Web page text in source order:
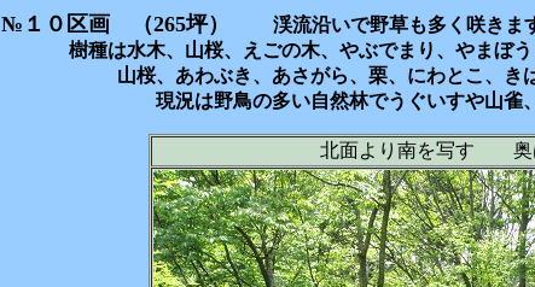
№１０区画 （265坪）
渓流沿いで野草も多く咲きま
樹種は水木、山桜、えごの木、やぶでまり、やまぼ
山桜、あわぶき、あさがら、栗、にわとこ、き
現況は野鳥の多い自然林でうぐいすや山雀
北面より南を写す 奥